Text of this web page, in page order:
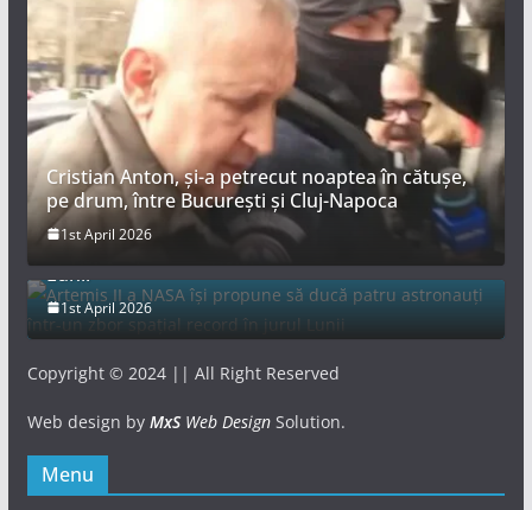
Cristian Anton, și-a petrecut noaptea în cătușe,
pe drum, între București și Cluj-Napoca
1st April 2026
Artemis II a NASA își propune să ducă patru
astronauți într-un zbor spațial record în jurul
Lunii
1st April 2026
Copyright © 2024 || All Right Reserved
Web design by MxSWeb DesignSolution.
Menu